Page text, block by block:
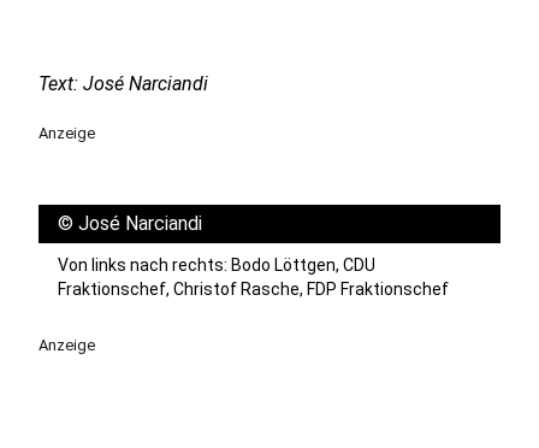
Text: José Narciandi
Anzeige
© José Narciandi
Von links nach rechts: Bodo Löttgen, CDU
Fraktionschef, Christof Rasche, FDP Fraktionschef
Anzeige